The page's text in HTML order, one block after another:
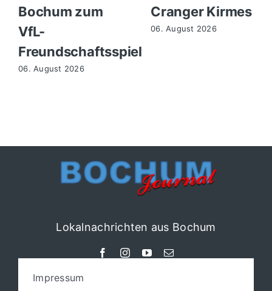
Bochum zum
VfL-
Freundschaftsspiel
06. August 2026
Cranger Kirmes
06. August 2026
Lokalnachrichten aus Bochum
Impressum